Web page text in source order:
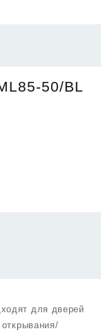
50/BL
для дверей